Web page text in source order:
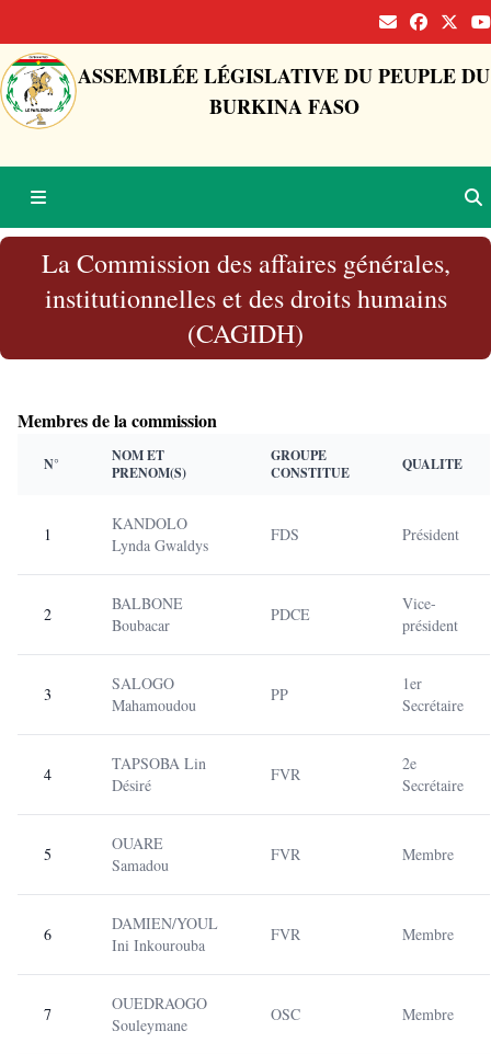
ASSEMBLÉE LÉGISLATIVE DU PEUPLE DU
BURKINA FASO
La Commission des affaires générales,
institutionnelles et des droits humains
(CAGIDH)
Membres de la commission
N°
NOM ET
PRENOM(S)
GROUPE
CONSTITUE
QUALITE
1
KANDOLO
Lynda Gwaldys
FDS Président
2
BALBONE
Boubacar
PDCE
Vice-
président
3
SALOGO
Mahamoudou
PP
1er
Secrétaire
4
TAPSOBA Lin
Désiré
FVR
2e
Secrétaire
5
OUARE
Samadou
FVR Membre
6
DAMIEN/YOUL
Ini Inkourouba
FVR Membre
7
OUEDRAOGO
Souleymane
OSC Membre